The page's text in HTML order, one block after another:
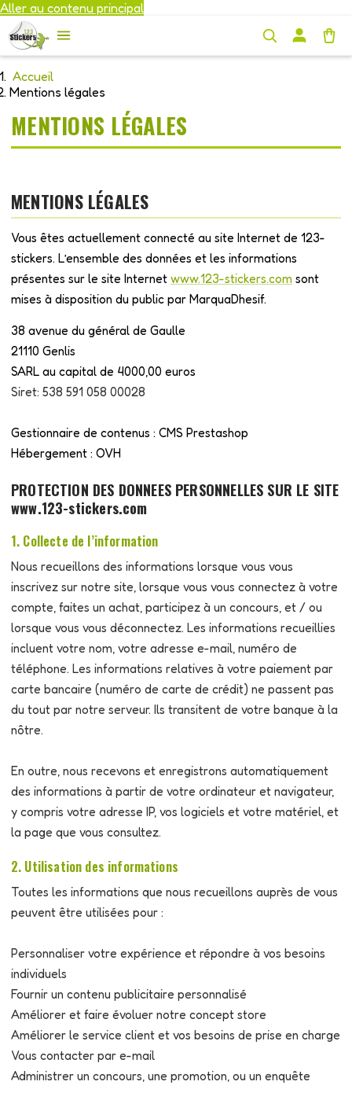
Aller au contenu principal
Accueil
Mentions légales
MENTIONS LÉGALES
MENTIONS LÉGALES
Vous êtes actuellement connecté au site Internet de 123-
stickers. L’ensemble des données et les informations
présentes sur le site Internet www.123-stickers.com sont
mises à disposition du public par MarquaDhesif.
38 avenue du général de Gaulle
21110 Genlis
SARL au capital de 4000,00 euros
Siret: 538 591 058 00028
Gestionnaire de contenus : CMS Prestashop
Hébergement : OVH
PROTECTION DES DONNEES PERSONNELLES SUR LE SITE
www.123-stickers.com
1. Collecte de l’information
Nous recueillons des informations lorsque vous vous
inscrivez sur notre site, lorsque vous vous connectez à votre
compte, faites un achat, participez à un concours, et / ou
lorsque vous vous déconnectez. Les informations recueillies
incluent votre nom, votre adresse e-mail, numéro de
téléphone. Les informations relatives à votre paiement par
carte bancaire (numéro de carte de crédit) ne passent pas
du tout par notre serveur. Ils transitent de votre banque à la
nôtre.
En outre, nous recevons et enregistrons automatiquement
des informations à partir de votre ordinateur et navigateur,
y compris votre adresse IP, vos logiciels et votre matériel, et
la page que vous consultez.
2. Utilisation des informations
Toutes les informations que nous recueillons auprès de vous
peuvent être utilisées pour :
Personnaliser votre expérience et répondre à vos besoins
individuels
Fournir un contenu publicitaire personnalisé
Améliorer et faire évoluer notre concept store
Améliorer le service client et vos besoins de prise en charge
Vous contacter par e-mail
Administrer un concours, une promotion, ou un enquête